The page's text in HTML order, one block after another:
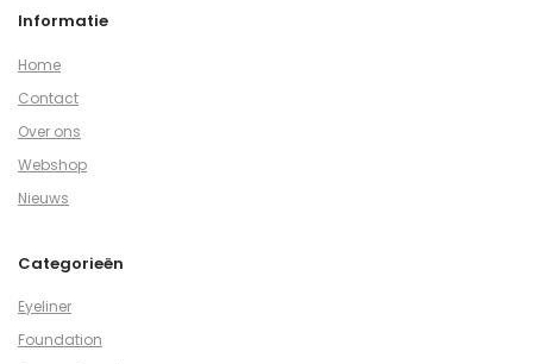
Informatie
Home
Contact
Over ons
Webshop
Nieuws
Categorieën
Eyeliner
Foundation